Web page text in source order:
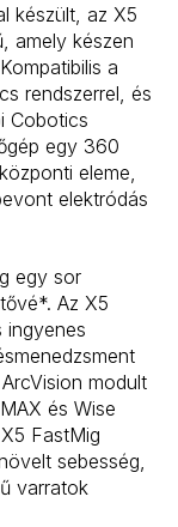
készült, az X5
amely készen
a
rendszerrel, és
Cobotics
egy 360
eleme,
elektródás
egy sor
Az X5
ingyenes
modult
és Wise
FastMig
sebesség,
varratok